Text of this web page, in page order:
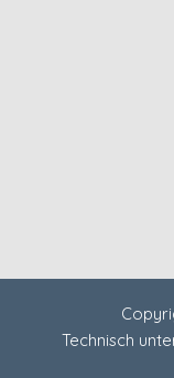
Technisch